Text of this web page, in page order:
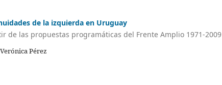
de la izquierda en Uruguay
de las propuestas programáticas del Frente Amplio 1971-2009
Pérez